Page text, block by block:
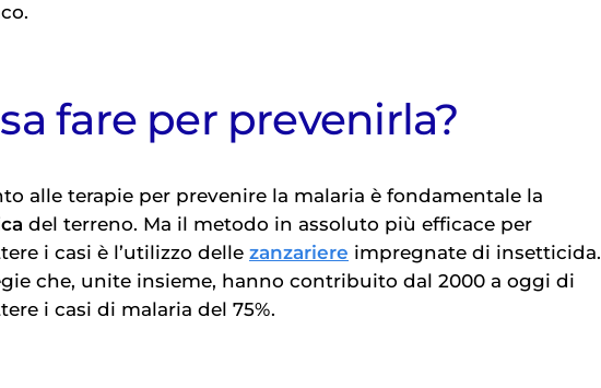
fare per prevenirla?
alle terapie per prevenire la malaria è fondamentale la
del terreno. Ma il metodo in assoluto più efficace per
i casi è l’utilizzo delle zanzariere impregnate di insetticida.
che, unite insieme, hanno contribuito dal 2000 a oggi di
i casi di malaria del 75%.